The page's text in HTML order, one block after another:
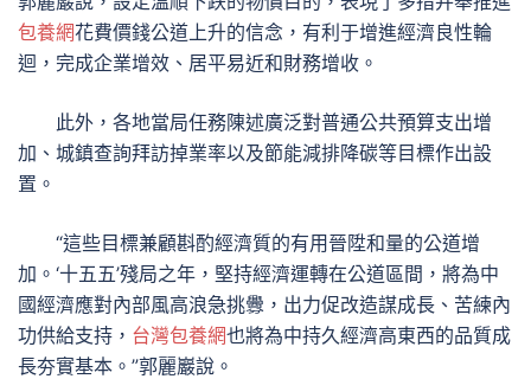
包養網花費價錢公道上升的信念，有利于增進經濟良性輪
迴，完成企業增效、居平易近和財務增收。
此外，各地當局任務陳述廣泛對普通公共預算支出增
加、城鎮查詢拜訪掉業率以及節能減排降碳等目標作出設
置。
“這些目標兼顧斟酌經濟質的有用晉陞和量的公道增
加。‘十五五’殘局之年，堅持經濟運轉在公道區間，將為中
國經濟應對內部風高浪急挑釁，出力促改造謀成長、苦練內
功供給支持， 台灣包養網也將為中持久經濟高東西的品質成
長夯實基本。”郭麗巖說。